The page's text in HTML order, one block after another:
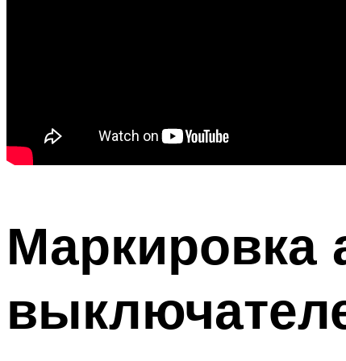
Маркировка